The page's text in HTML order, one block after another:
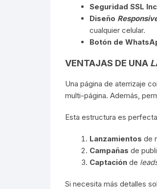
Seguridad SSL
Diseño
cualquier celular.
Botón de
VENTAJAS DE UNA
Una página de aterrizaje
multi-página. Además,
Esta estructura es
Lanzamientos de
Campañas de
Captación de
Si necesita más detalles